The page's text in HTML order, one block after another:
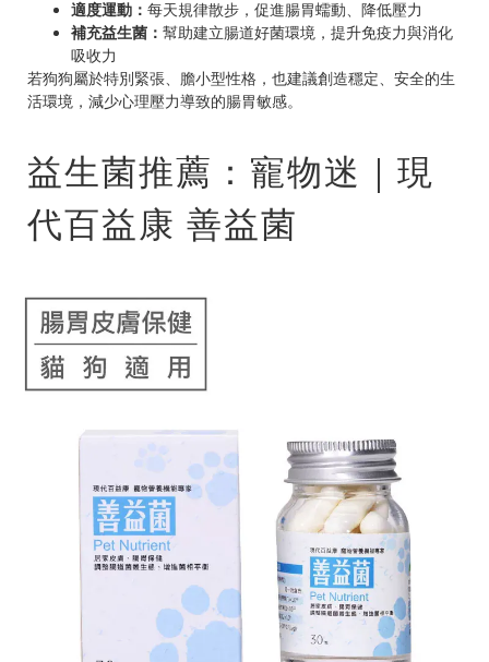
適度運動： 每天規律散步，促進腸胃蠕動、降低壓力
補充益生菌： 幫助建立腸道好菌環境，提升免疫力與消化
吸收力
若狗狗屬於特別緊張、膽小型性格，也建議創造穩定、安全的生
活環境，減少心理壓力導致的腸胃敏感。
益生菌推薦：寵物迷｜現
代百益康 善益菌